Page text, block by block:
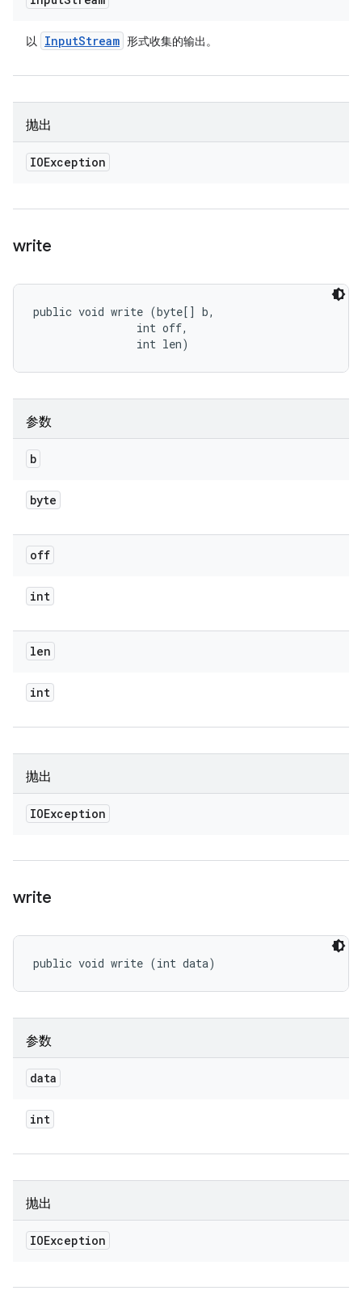
以 InputStream 形式收集的输出。
抛出
IOException
write
public void write (byte[] b,
                int off,
                int len)
参数
b
byte
off
int
len
int
抛出
IOException
write
public void write (int data)
参数
data
int
抛出
IOException